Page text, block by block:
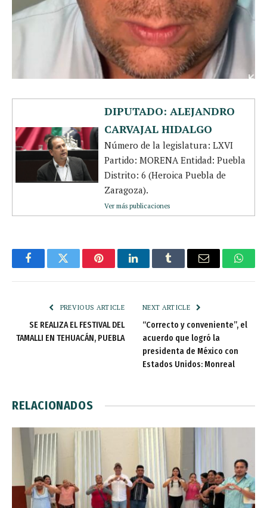
DIPUTADO: ALEJANDRO
CARVAJAL HIDALGO
Número de la legislatura: LXVI
Partido: MORENA Entidad: Puebla
Distrito: 6 (Heroica Puebla de
Zaragoza).
Ver más publicaciones
FacebookTwitter PinterestLinkedInTumblr Email
PREVIOUS ARTICLE
SE REALIZA EL FESTIVAL DEL
TAMALLI EN TEHUACÁN, PUEBLA
NEXT ARTICLE
“Correcto y conveniente”, el
acuerdo que logró la
presidenta de México con
Estados Unidos: Monreal
RELACIONADOS